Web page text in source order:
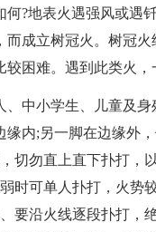
?地表火遇强风或遇
成立树冠火。树冠
困难。遇到此类火，
中小学生、儿童及
缘内;另一脚在边缘外
切勿直上直下扑打，
时可单人扑打，火势
要沿火线逐段扑打，